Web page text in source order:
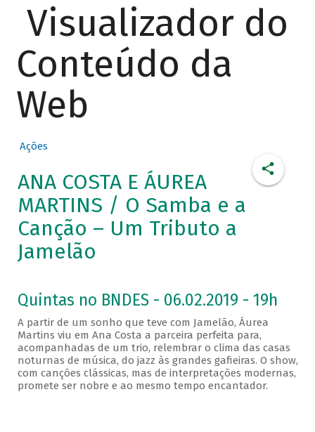
Visualizador do
Conteúdo da
Web
Ações
ANA COSTA E ÁUREA
MARTINS / O Samba e a
Canção – Um Tributo a
Jamelão
Quintas no BNDES - 06.02.2019 - 19h
A partir de um sonho que teve com Jamelão, Áurea
Martins viu em Ana Costa a parceira perfeita para,
acompanhadas de um trio, relembrar o clima das casas
noturnas de música, do jazz às grandes gafieiras. O show,
com canções clássicas, mas de interpretações modernas,
promete ser nobre e ao mesmo tempo encantador.